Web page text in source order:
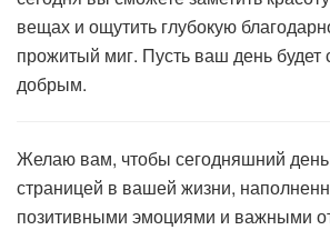
вещах и ощутить глубокую
прожитый миг. Пусть ваш день будет
добрым.
Желаю вам, чтобы сегодняшний день
страницей в вашей жизни,
позитивными эмоциями и важными